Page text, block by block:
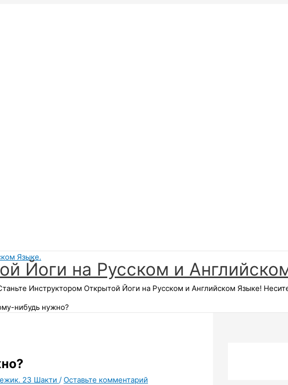
Йоги на Русском и
Инструктором Открытой Йоги на Русском и Английском Языке!
нибудь нужно?
23 Шакти / Оставьте комментарий